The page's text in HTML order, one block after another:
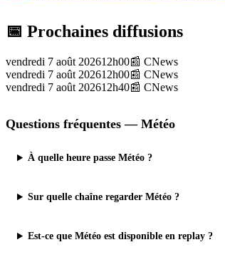
📅 Prochaines diffusions
vendredi 7 août 202612h00📰 CNews
vendredi 7 août 202612h00📰 CNews
vendredi 7 août 202612h40📰 CNews
Questions fréquentes — Météo
À quelle heure passe Météo ?
Sur quelle chaîne regarder Météo ?
Est-ce que Météo est disponible en replay ?